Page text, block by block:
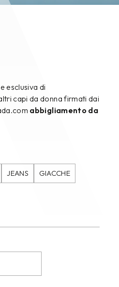
esclusiva di
capi da donna firmati dai
abbigliamento da
JEANS GIACCHE